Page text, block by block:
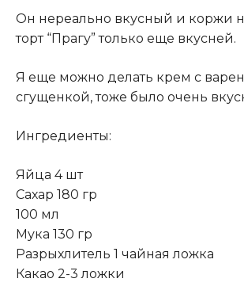
Он нереально вкусный и коржи
торт “Прагу” только еще вкусней.
Я еще можно делать крем с
сгущенкой, тоже было очень
Ингредиенты:
Яйца 4 шт
Сахар 180 гр
100 мл
Мука 130 гр
Разрыхлитель 1 чайная ложка
Какао 2-3 ложки